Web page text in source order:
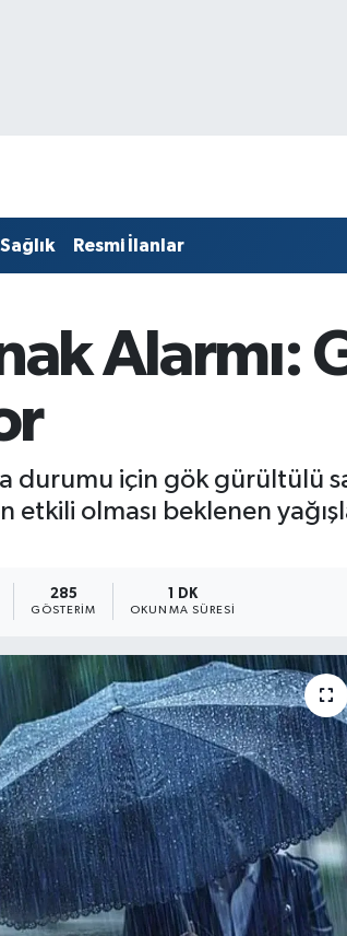
Sağlık Resmi İlanlar
Alarmı:
durumu için gök gürültülü
olması beklenen
285
GÖSTERIM
1 DK
OKUNMA SÜRESI